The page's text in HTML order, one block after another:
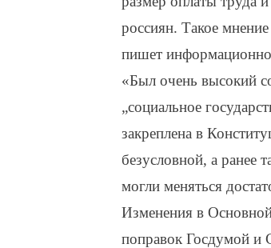
россиян. Такое
пишет
«Был очень высокий
„социальное
закреплена в
безусловной, а ранее
могли меняться
Изменения в
поправок Госдумой и